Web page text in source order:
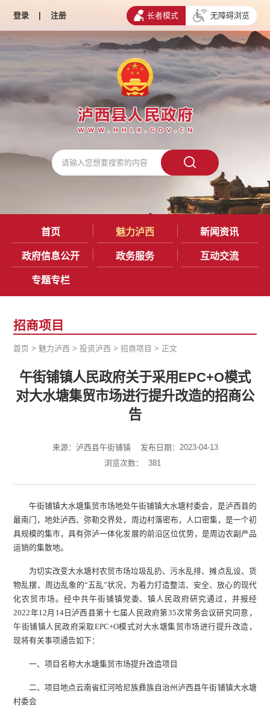
登录 | 注册 长者模式 无障碍浏览
首页 魅力泸西 新闻资讯
政府信息公开 政务服务 互动交流
专题专栏
招商项目
首页 > 魅力泸西 >投资泸西 >招商项目 > 正文
午街铺镇人民政府关于采用EPC+O模式
对大水塘集贸市场进行提升改造的招商公
告
来源：泸西县午街铺镇
发布日期：2023-04-13
浏览次数：
381
午街铺镇大水塘集贸市场地处午街铺镇大水塘村委会，是泸西县的
最南门，地处泸西、弥勒交界处，周边村落密布，人口密集，是一个初
具规模的集市，具有弥泸一体化发展的前沿区位优势，是周边农副产品
运销的集散地。
为切实改变大水塘村农贸市场垃圾乱扔、污水乱排、摊点乱设、货
物乱摆、周边乱象的“五乱”状况，为着力打造整洁、安全、放心的现代
化农贸市场。经中共午街铺镇党委、镇人民政府研究通过，并报经
2022年12月14日泸西县第十七届人民政府第35次常务会议研究同意，
午街铺镇人民政府采取EPC+O模式对大水塘集贸市场进行提升改造，
现将有关事项通告如下：
一、项目名称大水塘集贸市场提升改造项目
二、项目地点云南省红河哈尼族彝族自治州泸西县午街铺镇大水塘
村委会